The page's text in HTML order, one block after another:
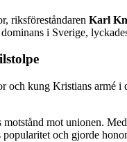
riksföreståndaren Karl
i Sverige,
och kung Kristians armé i
mot unionen.
popularitet och gjorde